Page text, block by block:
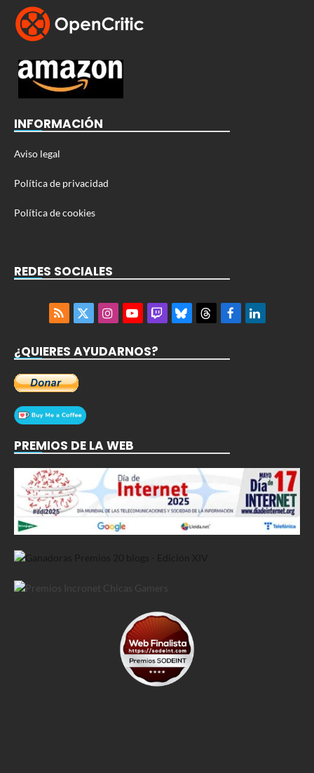
INFORMACIÓN
Aviso legal
Política de privacidad
Política de cookies
REDES SOCIALES
RSS
X
InstagramYouTubeTwitchBlueskyThreadsFacebookLinkedIn
¿QUIERES AYUDARNOS?
PREMIOS DE LA WEB